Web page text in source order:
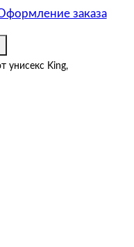
заказа
унисекс King,